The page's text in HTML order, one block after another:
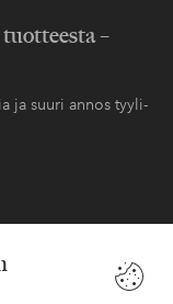
–
ja suuri annos tyyli-